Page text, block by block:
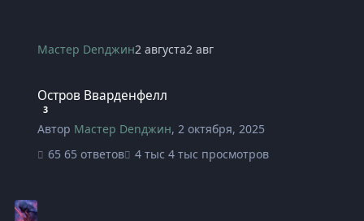
Мастер Denджин2 августа2 авг
Остров Вварденфелл
3
Автор Мастер Denджин, 2 октября, 2025
65 ответов
4 тыс просмотров